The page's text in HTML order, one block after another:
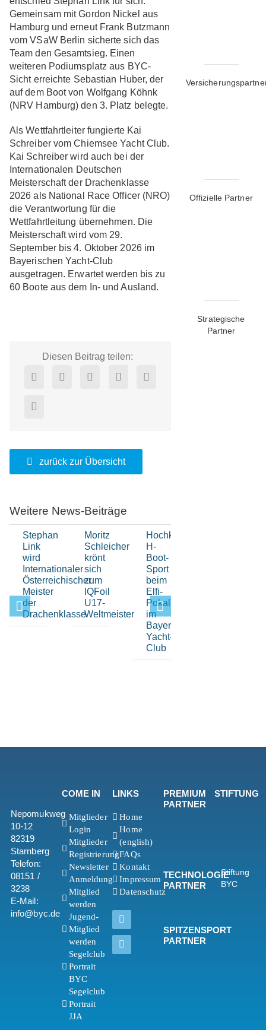
Gemeinsam mit Gordon Nickel aus
Hamburg und erneut Frank Butzmann
vom VSaW Berlin sicherte sich das
Team den Gesamtsieg. Einen
weiteren Podiumsplatz aus BYC-
Sicht erreichte Sebastian Huber, der
auf dem Boot von Wolfgang Köhnk
(NRV Hamburg) den 3. Platz belegte.
Als Wettfahrtleiter fungierte Kai
Schreiber vom Chiemsee Yacht Club.
Kai Schreiber wird auch bei der
Internationalen Deutschen
Meisterschaft der Drachenklasse
2026 als National Race Officer (NRO)
die Verantwortung für die
Wettfahrtleitung übernehmen. Die
Meisterschaft wird vom 29.
September bis 4. Oktober 2026 im
Bayerischen Yacht-Club
ausgetragen. Erwartet werden bis zu
60 Boote aus dem In- und Ausland.
Diesen Beitrag teilen:
zurück zur Übersicht
Weitere News-Beiträge
Stephan
Link
wird
Internationaler
Österreichischer
Meister
der
Drachenklasse
Moritz
Schleicher
krönt
sich
zum
IQFoil
U17-
Weltmeister
Hochklassiger
H-
Boot-
Sport
beim
Elfi-
Pokal
im
Bayerischen
Yacht-
Club
Offizielle Partner
Strategische
Partner
Nepomukweg
10-12
82319
Starnberg
Telefon:
08151 /
3238
E-Mail:
info@byc.de
COME IN
Mitglieder
Login
Mitglieder
Registrierung
Newsletter
Anmeldung
Mitglied
werden
Jugend-
Mitglied
werden
Segelclub
Portrait
BYC
Segelclub
Portrait
JJA
LINKS
Home
Home
(english)
FAQs
Kontakt
Impressum
Datenschutz
PREMIUM
PARTNER
TECHNOLOGIE
PARTNER
SPITZENSPORT
PARTNER
STIFTUNG
Stiftung
BYC